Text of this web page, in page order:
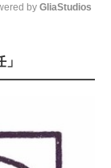
by GliaStudios